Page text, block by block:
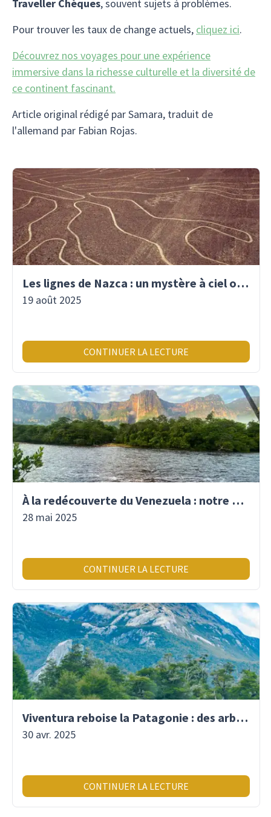
Traveller Chèques, souvent sujets à problèmes.
Pour trouver les taux de change actuels, cliquez ici.
Découvrez nos voyages pour une expérience
immersive dans la richesse culturelle et la diversité de
ce continent fascinant.
Article original rédigé par Samara, traduit de
l'allemand par Fabian Rojas.
Les lignes de Nazca : un mystère à ciel ouvert
19 août 2025
CONTINUER LA LECTURE
À la redécouverte du Venezuela : notre premier voyage là-bas depuis 2017
28 mai 2025
CONTINUER LA LECTURE
Viventura reboise la Patagonie : des arbres plantés pour demain !
30 avr. 2025
CONTINUER LA LECTURE